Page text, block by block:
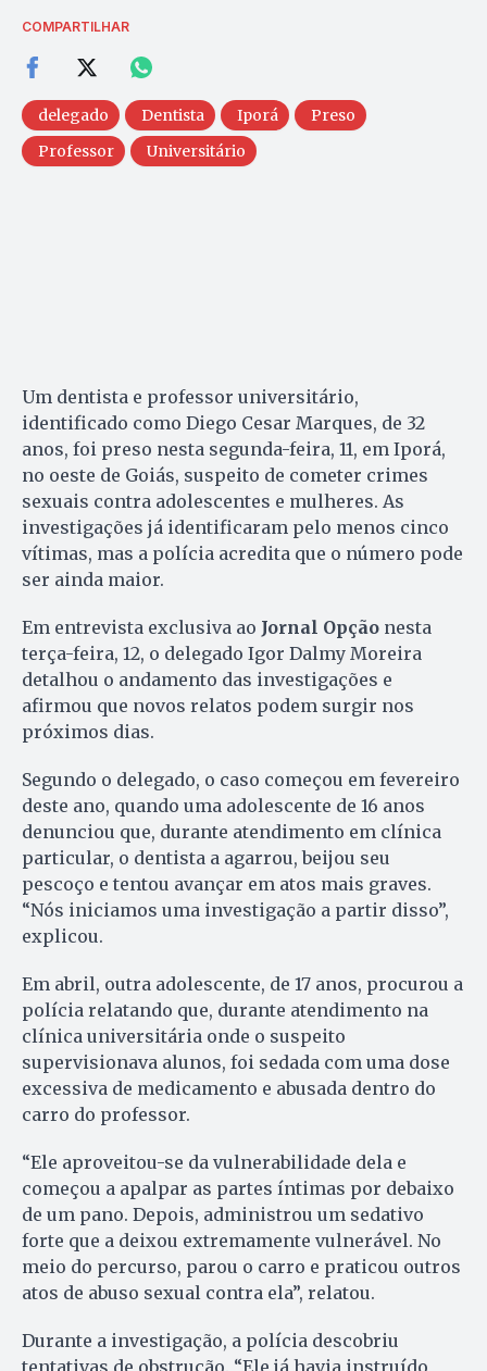
COMPARTILHAR
delegado Dentista Iporá
Preso
Professor
Universitário
Um dentista e professor universitário,
identificado como Diego Cesar Marques, de 32
anos, foi preso nesta segunda-feira, 11, em Iporá,
no oeste de Goiás, suspeito de cometer crimes
sexuais contra adolescentes e mulheres. As
investigações já identificaram pelo menos cinco
vítimas, mas a polícia acredita que o número pode
ser ainda maior.
Em entrevista exclusiva ao Jornal Opção nesta
terça-feira, 12, o delegado Igor Dalmy Moreira
detalhou o andamento das investigações e
afirmou que novos relatos podem surgir nos
próximos dias.
Segundo o delegado, o caso começou em fevereiro
deste ano, quando uma adolescente de 16 anos
denunciou que, durante atendimento em clínica
particular, o dentista a agarrou, beijou seu
pescoço e tentou avançar em atos mais graves.
“Nós iniciamos uma investigação a partir disso”,
explicou.
Em abril, outra adolescente, de 17 anos, procurou a
polícia relatando que, durante atendimento na
clínica universitária onde o suspeito
supervisionava alunos, foi sedada com uma dose
excessiva de medicamento e abusada dentro do
carro do professor.
“Ele aproveitou-se da vulnerabilidade dela e
começou a apalpar as partes íntimas por debaixo
de um pano. Depois, administrou um sedativo
forte que a deixou extremamente vulnerável. No
meio do percurso, parou o carro e praticou outros
atos de abuso sexual contra ela”, relatou.
Durante a investigação, a polícia descobriu